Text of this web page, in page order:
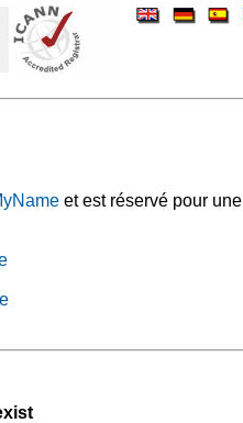
et est réservé pour une